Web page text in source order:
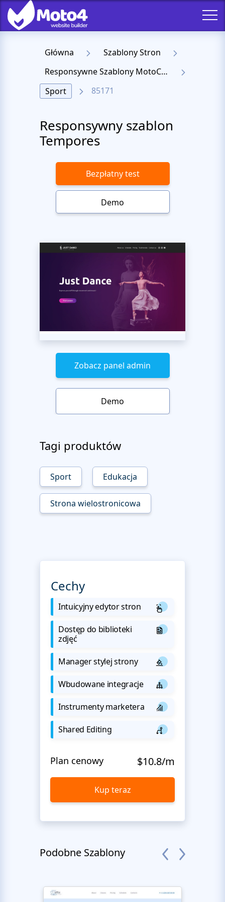
Główna
Szablony Stron
Responsywne Szablony MotoCMS 3
Sport
85171
Responsywny szablon
Tempores
Bezpłatny test
Demo
Zobacz panel admin
Demo
Tagi produktów
Sport Edukacja
Strona wielostronicowa
Cechy
Intuicyjny edytor stron
Dostęp do biblioteki
zdjęć
Manager stylej strony
Wbudowane integracje
Instrumenty marketera
Shared Editing
Plan cenowy $10.8/m
Kup teraz
Podobne Szablony